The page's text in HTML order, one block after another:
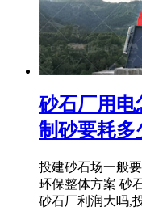
砂石厂用电
制砂要耗多
投建砂石场一般
环保整体方案 砂
砂石厂利润大吗,